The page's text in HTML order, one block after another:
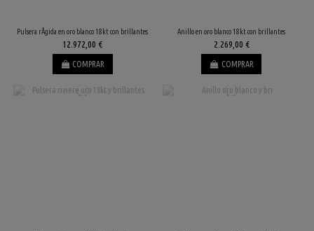
Pulsera rÃ­gida en oro blanco 18kt con brillantes
12.972,00 €
COMPRAR
Anillo en oro blanco 18kt con brillantes
2.269,00 €
COMPRAR